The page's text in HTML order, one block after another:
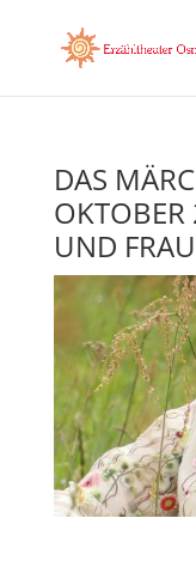
DAS
OKTOBER
UND